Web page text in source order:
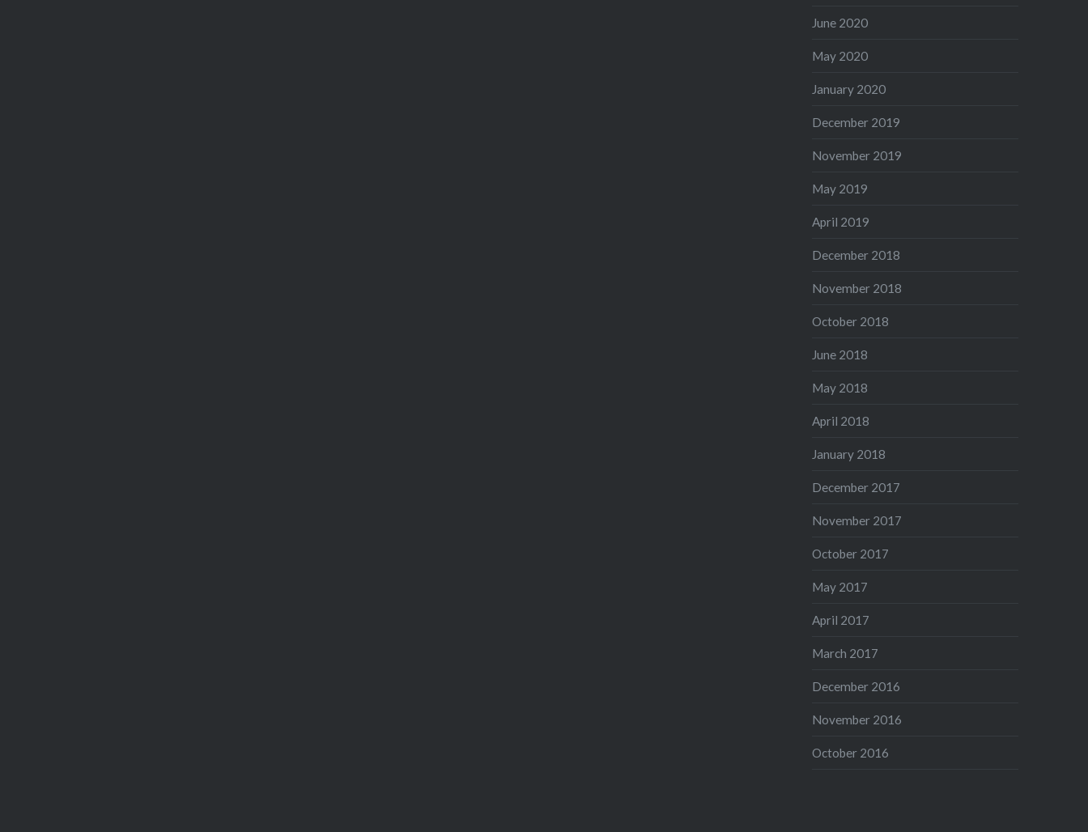
June 2020
May 2020
January 2020
December 2019
November 2019
May 2019
April 2019
December 2018
November 2018
October 2018
June 2018
May 2018
April 2018
January 2018
December 2017
November 2017
October 2017
May 2017
April 2017
March 2017
December 2016
November 2016
October 2016